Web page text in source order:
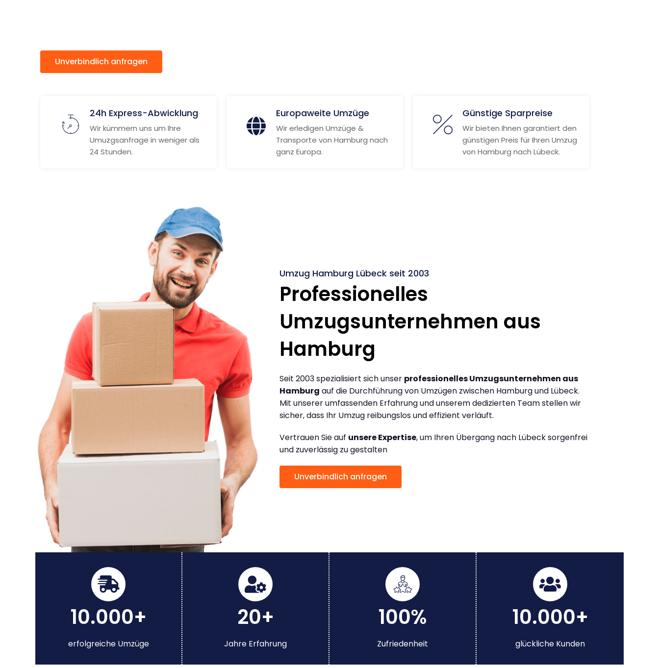
Unverbindlich anfragen
24h Express-Abwicklung
Wir kümmern uns um Ihre
Umuzgsanfrage in weniger als
24 Stunden.
Europaweite Umzüge
Wir erledigen Umzüge &
Transporte von Hamburg nach
ganz Europa.
Günstige Sparpreise
Wir bieten Ihnen garantiert den
günstigen Preis für Ihren Umzug
von Hamburg nach Lübeck.
Umzug Hamburg Lübeck seit 2003
Professionelles
Umzugsunternehmen aus
Hamburg
Seit 2003 spezialisiert sich unser professionelles Umzugsunternehmen aus
Hamburg auf die Durchführung von Umzügen zwischen Hamburg und Lübeck.
Mit unserer umfassenden Erfahrung und unserem dedizierten Team stellen wir
sicher, dass Ihr Umzug reibungslos und effizient verläuft.
Vertrauen Sie auf unsere Expertise, um Ihren Übergang nach Lübeck sorgenfrei
und zuverlässig zu gestalten
Unverbindlich anfragen
10.000+
erfolgreiche Umzüge
20+
Jahre Erfahrung
100%
Zufriedenheit
10.000+
glückliche Kunden